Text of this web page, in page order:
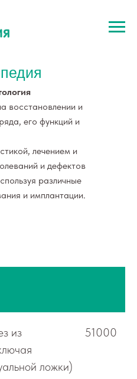
восстановлении и
его функций и
лечением и
и дефектов
различные
и имплантации.
из
ложки)
51000